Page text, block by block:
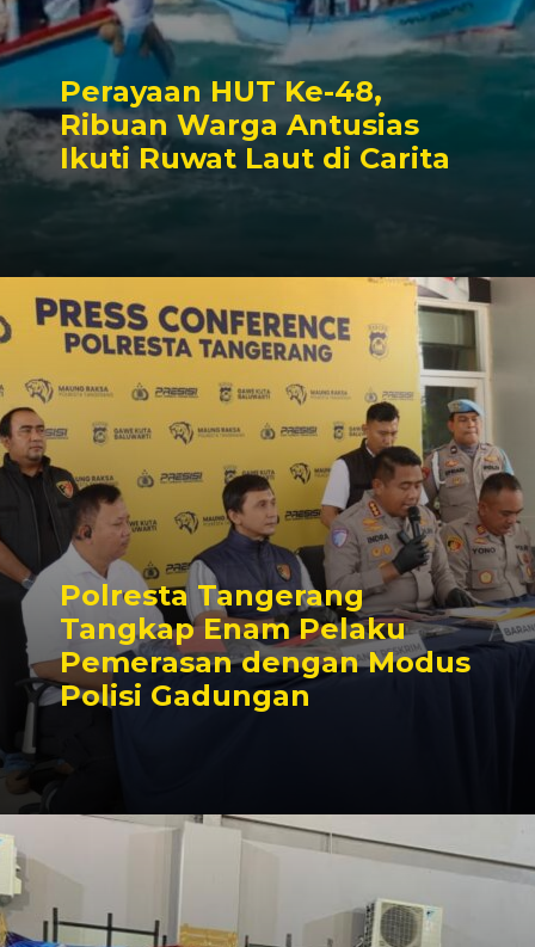
Perayaan HUT Ke-48,
Ribuan Warga Antusias
Ikuti Ruwat Laut di Carita
Polresta Tangerang
Tangkap Enam Pelaku
Pemerasan dengan Modus
Polisi Gadungan